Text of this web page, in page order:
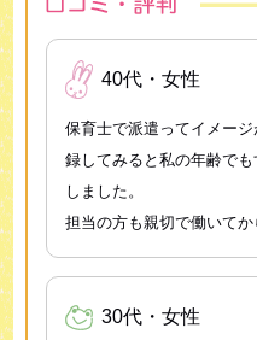
40代・女性
保育士で派遣ってイメー
録してみると私の年齢で
しました。
担当の方も親切で働いてか
30代・女性